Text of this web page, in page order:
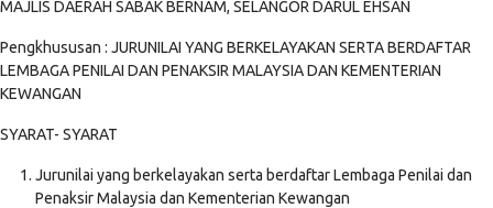
MAJLIS DAERAH SABAK BERNAM, SELANGOR DARUL EHSAN
Pengkhususan : JURUNILAI YANG BERKELAYAKAN SERTA BERDAFTAR
LEMBAGA PENILAI DAN PENAKSIR MALAYSIA DAN KEMENTERIAN
KEWANGAN
SYARAT- SYARAT
Jurunilai yang berkelayakan serta berdaftar Lembaga Penilai dan
Penaksir Malaysia dan Kementerian Kewangan